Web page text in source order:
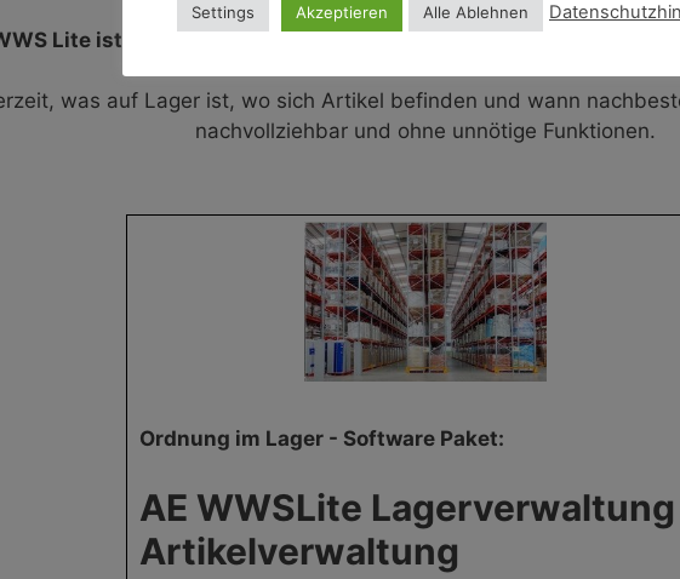
Lite ist eine praxisnahe Lagerverwaltung für Unternehmen,
was auf Lager ist, wo sich Artikel befinden und wann
nachvollziehbar und ohne unnötige Funktionen.
Ordnung im Lager - Software Paket:
AE WWSLite
Artikelverwaltung
Settings Akzeptieren Alle Ablehnen